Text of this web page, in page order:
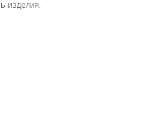
изделия.